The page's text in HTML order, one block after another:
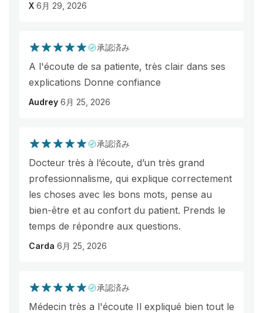
X 6月 29, 2026
承認済み
A l'écoute de sa patiente, très clair dans ses
explications Donne confiance
Audrey 6月 25, 2026
承認済み
Docteur très à l’écoute, d’un très grand
professionnalisme, qui explique correctement
les choses avec les bons mots, pense au
bien-être et au confort du patient. Prends le
temps de répondre aux questions.
Carda 6月 25, 2026
承認済み
Médecin très a l'écoute Il expliqué bien tout le